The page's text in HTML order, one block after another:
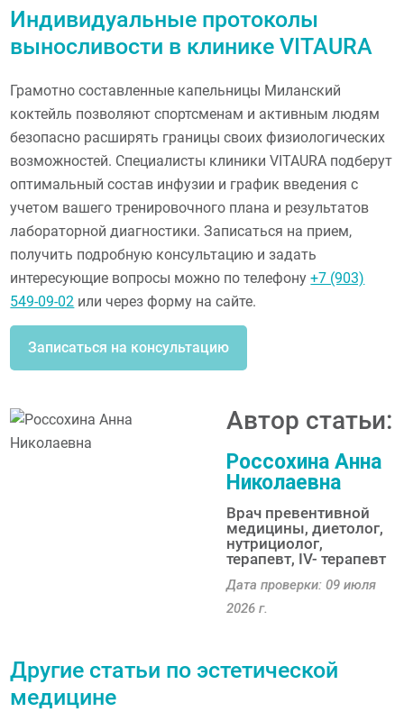
Индивидуальные протоколы
выносливости в клинике VITAURA
Грамотно составленные капельницы Миланский
коктейль позволяют спортсменам и активным людям
безопасно расширять границы своих физиологических
возможностей. Специалисты клиники VITAURA подберут
оптимальный состав инфузии и график введения с
учетом вашего тренировочного плана и результатов
лабораторной диагностики. Записаться на прием,
получить подробную консультацию и задать
интересующие вопросы можно по телефону+7 (903)
549-09-02 или через форму на сайте.
Записаться на консультацию
Автор статьи:
Россохина Анна
Николаевна
Врач превентивной
медицины, диетолог,
нутрициолог,
терапевт, IV- терапевт
Дата проверки: 09 июля
2026 г.
Другие статьи по эстетической
медицине